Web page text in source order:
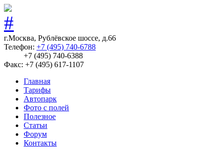
г.Москва, Рублёвское шоссе, д.66
Телефон: +7 (495) 740-6788
+7 (495) 740-6388
Факс: +7 (495) 617-1107
Главная
Тарифы
Автопарк
Фото с полей
Полезное
Статьи
Форум
Контакты